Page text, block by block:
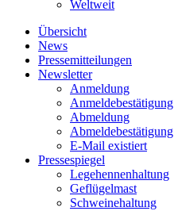
Weltweit
Übersicht
News
Pressemitteilungen
Newsletter
Anmeldung
Anmeldebestätigung
Abmeldung
Abmeldebestätigung
E-Mail existiert
Pressespiegel
Legehennenhaltung
Geflügelmast
Schweinehaltung